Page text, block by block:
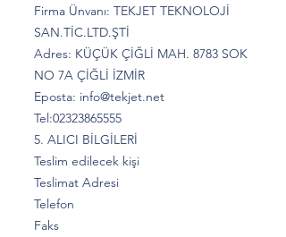
Firma Ünvanı: TEKJET TEKNOLOJİ
SAN.TİC.LTD.ŞTİ
Adres: KÜÇÜK ÇİĞLİ MAH. 8783 SOK
NO 7A ÇİĞLİ İZMİR
Eposta: info@tekjet.net
Tel:02323865555
5. ALICI BİLGİLERİ
Teslim edilecek kişi
Teslimat Adresi
Telefon
Faks